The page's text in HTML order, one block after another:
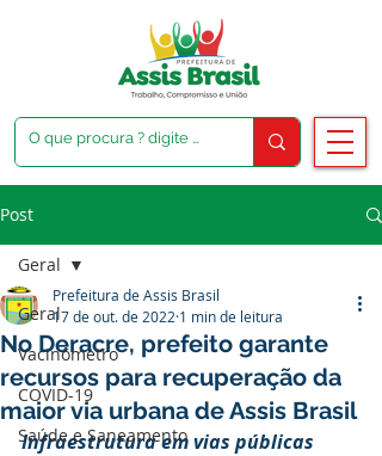
Post
Geral
Vacinômetro
COVID-19
Saúde e Saneamento
Geral
No Deracre, prefeito garante
recursos para recuperação da
maior via urbana de Assis Brasil
Prefeitura de Assis Brasil
17 de out. de 2022 1 min de leitura
Infraestrutura em vias públicas